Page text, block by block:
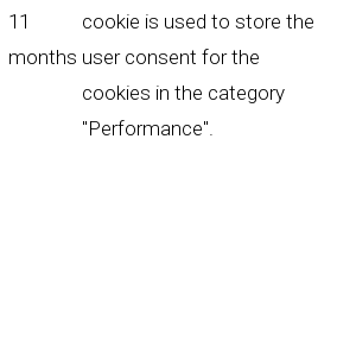
11
months
cookie is used to store the
user consent for the
cookies in the category
"Performance".